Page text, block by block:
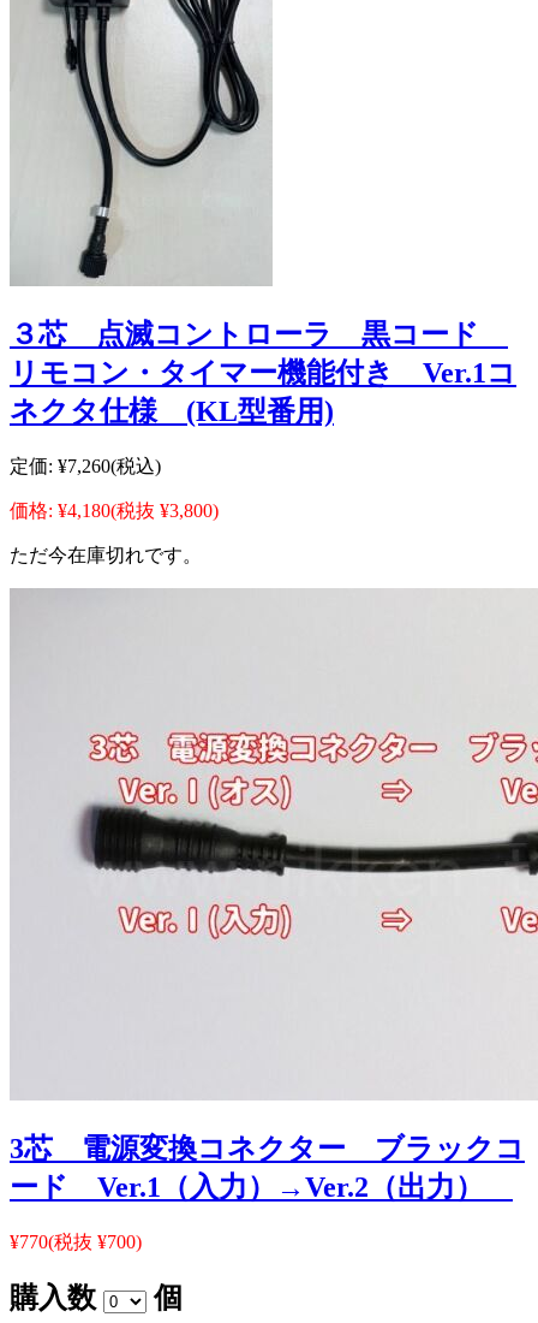
３芯 点滅コントローラ 黒コード
リモコン・タイマー機能付き Ver.1コ
ネクタ仕様 (KL型番用)
定価: ¥7,260(税込)
価格: ¥4,180(税抜 ¥3,800)
ただ今在庫切れです。
3芯 電源変換コネクター ブラックコ
ード Ver.1（入力）→Ver.2（出力）
¥770(税抜 ¥700)
購入数 個